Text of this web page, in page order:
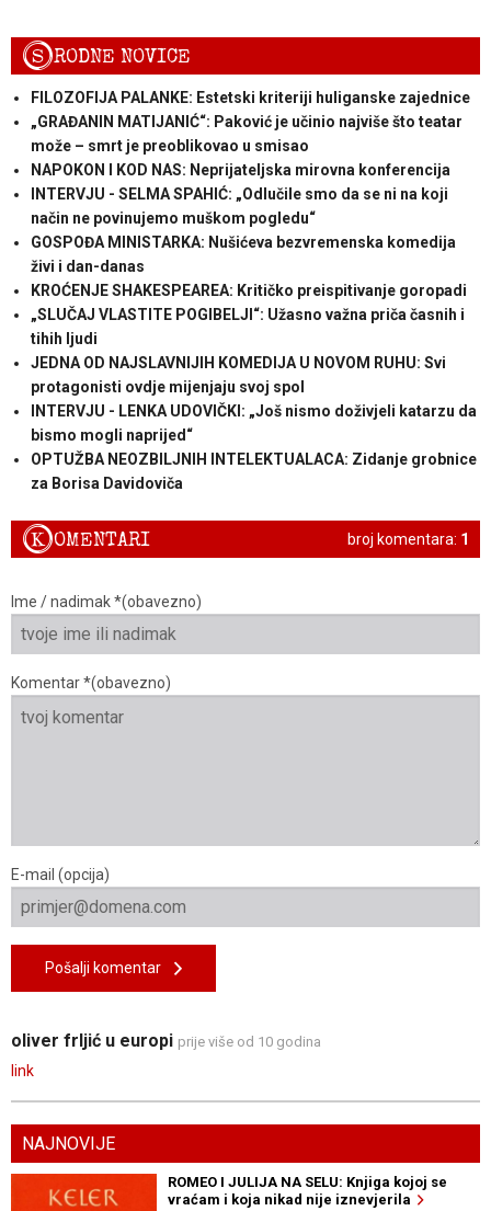
SRODNE NOVICE
FILOZOFIJA PALANKE: Estetski kriteriji huliganske zajednice
„GRAĐANIN MATIJANIĆ“: Paković je učinio najviše što teatar
može – smrt je preoblikovao u smisao
NAPOKON I KOD NAS: Neprijateljska mirovna konferencija
INTERVJU - SELMA SPAHIĆ: „Odlučile smo da se ni na koji
način ne povinujemo muškom pogledu“
GOSPOĐA MINISTARKA: Nušićeva bezvremenska komedija
živi i dan-danas
KROĆENJE SHAKESPEAREA: Kritičko preispitivanje goropadi
„SLUČAJ VLASTITE POGIBELJI“: Užasno važna priča časnih i
tihih ljudi
JEDNA OD NAJSLAVNIJIH KOMEDIJA U NOVOM RUHU: Svi
protagonisti ovdje mijenjaju svoj spol
INTERVJU - LENKA UDOVIČKI: „Još nismo doživjeli katarzu da
bismo mogli naprijed“
OPTUŽBA NEOZBILJNIH INTELEKTUALACA: Zidanje grobnice
za Borisa Davidoviča
broj komentara: 1
KOMENTARI
Ime / nadimak *(obavezno)
Komentar *(obavezno)
E-mail (opcija)
Pošalji komentar
oliver frljić u europi prije više od 10 godina
link
NAJNOVIJE
ROMEO I JULIJA NA SELU: Knjiga kojoj se
vraćam i koja nikad nije iznevjerila